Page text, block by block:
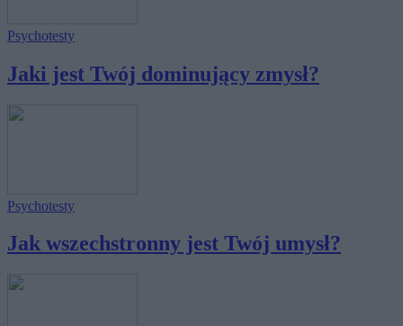
Psychotesty
Jaki jest Twój dominujący zmysł?
Psychotesty
Jak wszechstronny jest Twój umysł?